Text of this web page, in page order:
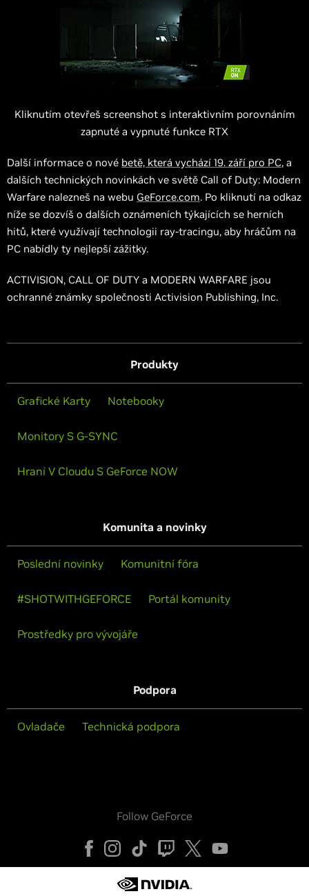
Kliknutím otevřeš screenshot s interaktivním porovnáním
zapnuté a vypnuté funkce RTX
Další informace o nové betě, která vychází 19. září pro PC, a
dalších technických novinkách ve světě Call of Duty: Modern
Warfare nalezneš na webu GeForce.com. Po kliknutí na odkaz
níže se dozvíš o dalších oznámeních týkajících se herních
hitů, které využívají technologii ray-tracingu, aby hráčům na
PC nabídly ty nejlepší zážitky.
ACTIVISION, CALL OF DUTY a MODERN WARFARE jsou
ochranné známky společnosti Activision Publishing, Inc.
Produkty
Grafické Karty Notebooky
Monitory S G-SYNC
Hraní V Cloudu S GeForce NOW
Komunita a novinky
Poslední novinky Komunitní fóra
#SHOTWITHGEFORCE Portál komunity
Prostředky pro vývojáře
Podpora
Ovladače Technická podpora
Follow GeForce